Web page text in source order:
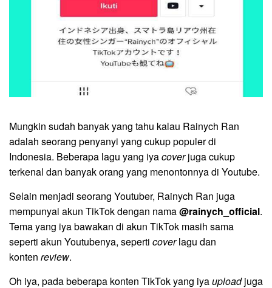
Mungkin sudah banyak yang tahu kalau Rainych Ran
adalah seorang penyanyi yang cukup populer di
Indonesia. Beberapa lagu yang iyacoverjuga cukup
terkenal dan banyak orang yang menontonnya di Youtube.
Selain menjadi seorang Youtuber, Rainych Ran juga
mempunyai akun TikTok dengan nama@rainych_official.
Tema yang iya bawakan di akun TikTok masih sama
seperti akun Youtubenya, seperti coverlagu dan
konten review.
Oh iya, pada beberapa konten TikTok yang iyauploadjuga